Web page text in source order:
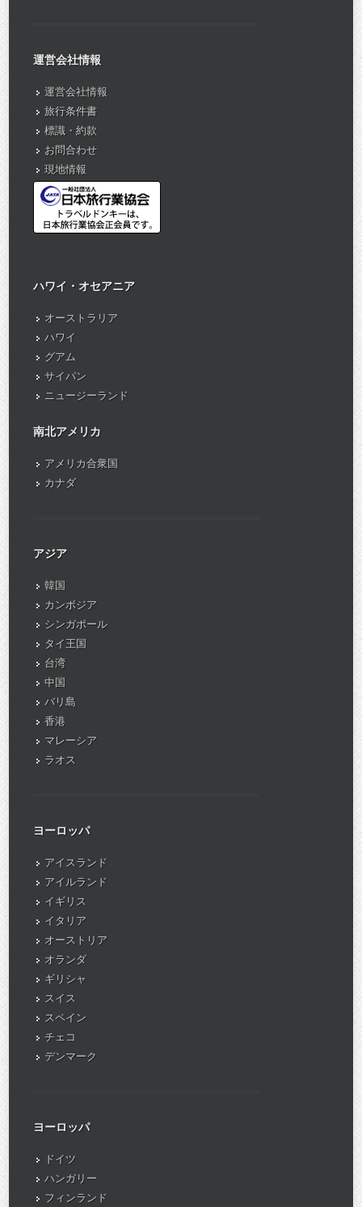
運営会社情報
運営会社情報
旅行条件書
標識・約款
お問合わせ
現地情報
ハワイ・オセアニア
オーストラリア
ハワイ
グアム
サイパン
ニュージーランド
南北アメリカ
アメリカ合衆国
カナダ
アジア
韓国
カンボジア
シンガポール
タイ王国
台湾
中国
バリ島
香港
マレーシア
ラオス
ヨーロッパ
アイスランド
アイルランド
イギリス
イタリア
オーストリア
オランダ
ギリシャ
スイス
スペイン
チェコ
デンマーク
ヨーロッパ
ドイツ
ハンガリー
フィンランド